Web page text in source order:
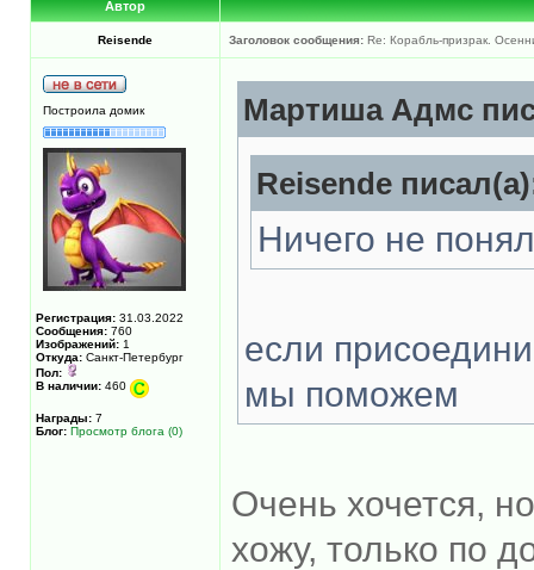
Автор
Reisende Заголовок сообщения: Re: Корабль-призрак.
Построила домик
Регистрация: 31.03.2022
Сообщения: 760
Изображений: 1
Откуда: Санкт-Петербург
Пол:
В наличии: 460
Награды: 7
Блог: Просмотр блога (0)
Мартиша Адмс
Reisende
Ничего не
если
мы поможем
Очень хочется,
хожу, только по